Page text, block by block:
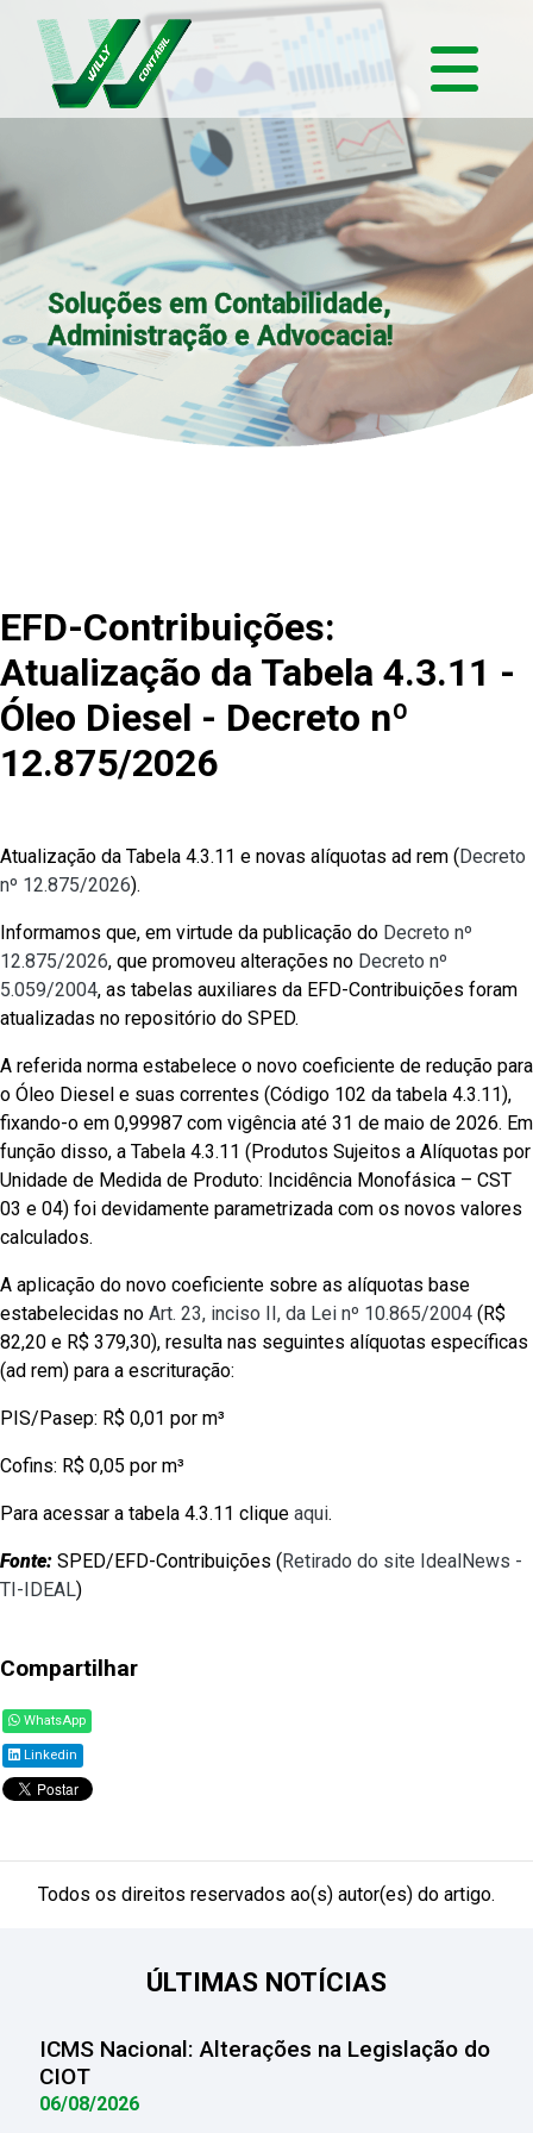
Soluções em Contabilidade,
Administração e Advocacia!
EFD-Contribuições:
Atualização da Tabela 4.3.11 -
Óleo Diesel - Decreto nº
12.875/2026
Atualização da Tabela 4.3.11 e novas alíquotas ad rem (Decreto
nº 12.875/2026).
Informamos que, em virtude da publicação do Decreto nº
12.875/2026, que promoveu alterações no Decreto nº
5.059/2004, as tabelas auxiliares da EFD-Contribuições foram
atualizadas no repositório do SPED.
A referida norma estabelece o novo coeficiente de redução para
o Óleo Diesel e suas correntes (Código 102 da tabela 4.3.11),
fixando-o em 0,99987 com vigência até 31 de maio de 2026. Em
função disso, a Tabela 4.3.11 (Produtos Sujeitos a Alíquotas por
Unidade de Medida de Produto: Incidência Monofásica – CST
03 e 04) foi devidamente parametrizada com os novos valores
calculados.
A aplicação do novo coeficiente sobre as alíquotas base
estabelecidas no Art. 23, inciso II, da Lei nº 10.865/2004 (R$
82,20 e R$ 379,30), resulta nas seguintes alíquotas específicas
(ad rem) para a escrituração:
PIS/Pasep: R$ 0,01 por m³
Cofins: R$ 0,05 por m³
Para acessar a tabela 4.3.11 clique aqui.
Fonte: SPED/EFD-Contribuições (Retirado do site IdealNews -
TI-IDEAL)
Compartilhar
WhatsApp
Linkedin
Todos os direitos reservados ao(s) autor(es) do artigo.
ÚLTIMAS NOTÍCIAS
ICMS Nacional: Alterações na Legislação do
CIOT
06/08/2026